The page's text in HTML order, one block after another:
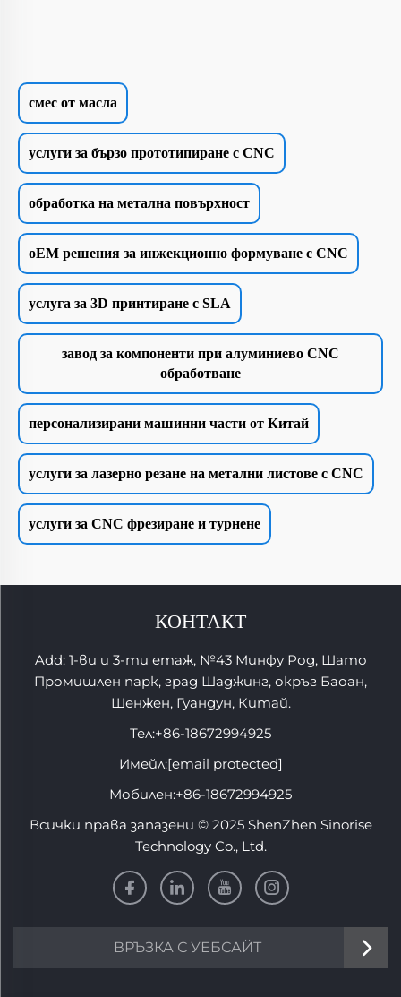
смес от масла
услуги за бързо прототипиране с CNC
обработка на метална повърхност
oEM решения за инжекционно формуване с CNC
услуга за 3D принтиране с SLA
завод за компоненти при алуминиево CNC
обработване
персонализирани машинни части от Китай
услуги за лазерно резане на метални листове с CNC
услуги за CNC фрезиране и турнене
КОНТАКТ
Add: 1-ви и 3-ти етаж, №43 Минфу Род, Шато
Промишлен парк, град Шаджинг, окръг Баоан,
Шенжен, Гуандун, Китай.
Тел:+86-18672994925
Имейл:[email protected]
Мобилен:+86-18672994925
Всички права запазени © 2025 ShenZhen Sinorise
Technology Co., Ltd.
ВРЪЗКА С УЕБСАЙТ